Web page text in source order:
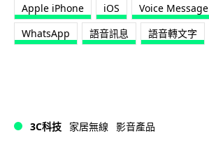
Apple iPhone iOS Voice Message
WhatsApp
語音訊息 語音轉文字
3C科技 家居無線 影音產品